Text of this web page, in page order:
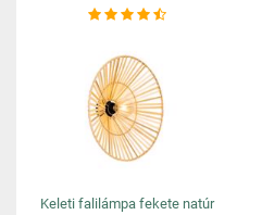
Keleti falilámpa fekete natúr